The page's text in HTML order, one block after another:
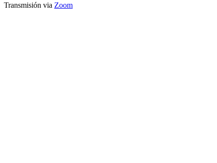
Transmisión via Zoom